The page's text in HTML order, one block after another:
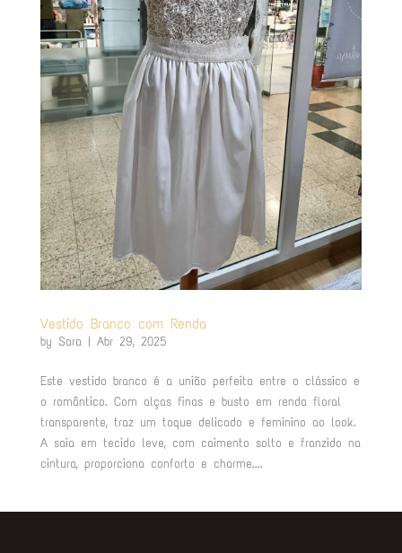
Vestido Branco com Renda
by Sara| Abr 29, 2025
Este vestido branco é a união perfeita entre o clássico e
o romântico. Com alças finas e busto em renda floral
transparente, traz um toque delicado e feminino ao look.
A saia em tecido leve, com caimento solto e franzido na
cintura, proporciona conforto e charme....